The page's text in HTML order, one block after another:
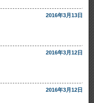
2016年3月13日
2016年3月12日
2016年3月12日